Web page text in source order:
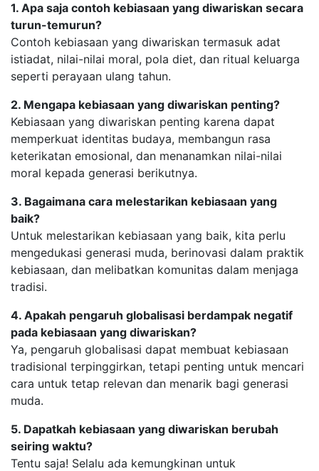
1. Apa saja contoh kebiasaan yang diwariskan secara
turun-temurun?
Contoh kebiasaan yang diwariskan termasuk adat
istiadat, nilai-nilai moral, pola diet, dan ritual keluarga
seperti perayaan ulang tahun.
2. Mengapa kebiasaan yang diwariskan penting?
Kebiasaan yang diwariskan penting karena dapat
memperkuat identitas budaya, membangun rasa
keterikatan emosional, dan menanamkan nilai-nilai
moral kepada generasi berikutnya.
3. Bagaimana cara melestarikan kebiasaan yang
baik?
Untuk melestarikan kebiasaan yang baik, kita perlu
mengedukasi generasi muda, berinovasi dalam praktik
kebiasaan, dan melibatkan komunitas dalam menjaga
tradisi.
4. Apakah pengaruh globalisasi berdampak negatif
pada kebiasaan yang diwariskan?
Ya, pengaruh globalisasi dapat membuat kebiasaan
tradisional terpinggirkan, tetapi penting untuk mencari
cara untuk tetap relevan dan menarik bagi generasi
muda.
5. Dapatkah kebiasaan yang diwariskan berubah
seiring waktu?
Tentu saja! Selalu ada kemungkinan untuk